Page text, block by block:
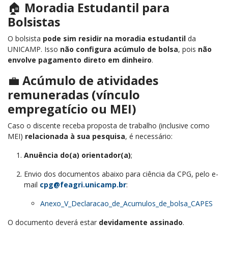
🏠 Moradia Estudantil para
Bolsistas
O bolsista pode sim residir na moradia estudantil da
UNICAMP. Isso não configura acúmulo de bolsa, pois não
envolve pagamento direto em dinheiro.
💼 Acúmulo de atividades
remuneradas (vínculo
empregatício ou MEI)
Caso o discente receba proposta de trabalho (inclusive como
MEI) relacionada à sua pesquisa, é necessário:
Anuência do(a) orientador(a);
Envio dos documentos abaixo para ciência da CPG, pelo e-
mail cpg@feagri.unicamp.br:
Anexo_V_Declaracao_de_Acumulos_de_bolsa_CAPES
O documento deverá estar devidamente assinado.